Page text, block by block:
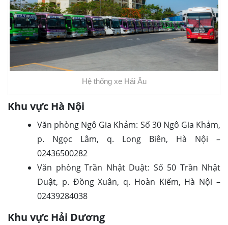
Hệ thống xe Hải Âu
Khu vực Hà Nội
Văn phòng Ngô Gia Khảm: Số 30 Ngô Gia Khảm,
p. Ngọc Lâm, q. Long Biên, Hà Nội –
02436500282
Văn phòng Trần Nhật Duật: Số 50 Trần Nhật
Duật, p. Đồng Xuân, q. Hoàn Kiếm, Hà Nội –
02439284038
Khu vực Hải Dương